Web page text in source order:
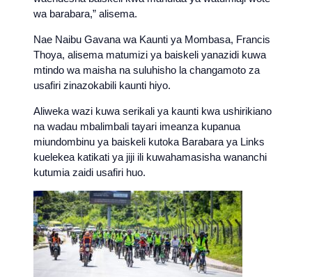
wa barabara,” alisema.
Nae Naibu Gavana wa Kaunti ya Mombasa, Francis
Thoya, alisema matumizi ya baiskeli yanazidi kuwa
mtindo wa maisha na suluhisho la changamoto za
usafiri zinazokabili kaunti hiyo.
Aliweka wazi kuwa serikali ya kaunti kwa ushirikiano
na wadau mbalimbali tayari imeanza kupanua
miundombinu ya baiskeli kutoka Barabara ya Links
kuelekea katikati ya jiji ili kuwahamasisha wananchi
kutumia zaidi usafiri huo.